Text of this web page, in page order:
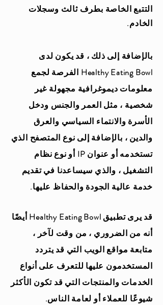
التتبع الخاصة بطرف ثالث وسجلات
الخادم.
بالإضافة إلى ذلك ، قد يكون لدى
Healthy Eating Bowl الفرصة لجمع
معلومات ديموغرافية مجهولة غير
شخصية ، مثل العمر والجنس ودخل
الأسرة والانتماء السياسي والعرق
والدين ، بالإضافة إلى نوع المتصفح الذي
تستخدمه أو عنوان IP أو نوع نظام
التشغيل ، والذي سيساعدنا في تقديم
خدمة عالية الجودة والحفاظ عليها.
قد يرى تطبيق Healthy Eating Bowl أيضًا
أنه من الضروري ، من وقت لآخر ،
متابعة مواقع الويب التي قد يتردد
المستخدمون عليها للتعرف على أنواع
الخدمات والمنتجات التي قد تكون الأكثر
شيوعًا للعملاء أو لعامة الناس.